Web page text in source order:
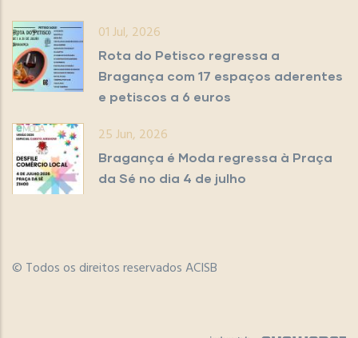
01 Jul, 2026
Rota do Petisco regressa a
Bragança com 17 espaços aderentes
e petiscos a 6 euros
25 Jun, 2026
Bragança é Moda regressa à Praça
da Sé no dia 4 de julho
© Todos os direitos reservados ACISB